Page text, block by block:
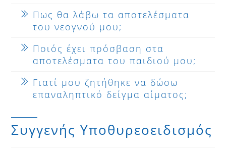
Πως θα λάβω τα αποτελέσματα
του νεογνού μου;
Ποιός έχει πρόσβαση στα
αποτελέσματα του παιδιού μου;
Γιατί μου ζητήθηκε να δώσω
επαναληπτικό δείγμα αίματος;
Συγγενής Υποθυρεοειδισμός